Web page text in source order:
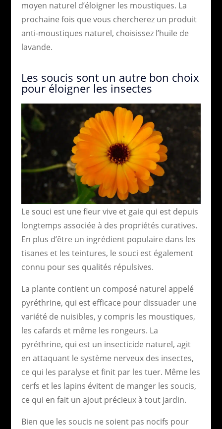
moyen naturel d’éloigner les moustiques. La
prochaine fois que vous chercherez un produit
anti-moustiques naturel, choisissez l’huile de
lavande.
Les soucis sont un autre bon choix
pour éloigner les insectes
Le souci est une fleur vive et gaie qui est depuis
longtemps associée à des propriétés curatives.
En plus d’être un ingrédient populaire dans les
tisanes et les teintures, le souci est également
connu pour ses qualités répulsives.
La plante contient un composé naturel appelé
pyréthrine, qui est efficace pour dissuader une
variété de nuisibles, y compris les moustiques,
les cafards et même les rongeurs. La
pyréthrine, qui est un insecticide naturel, agit
en attaquant le système nerveux des insectes,
ce qui les paralyse et finit par les tuer. Même les
cerfs et les lapins évitent de manger les soucis,
ce qui en fait un ajout précieux à tout jardin.
Bien que les soucis ne soient pas nocifs pour